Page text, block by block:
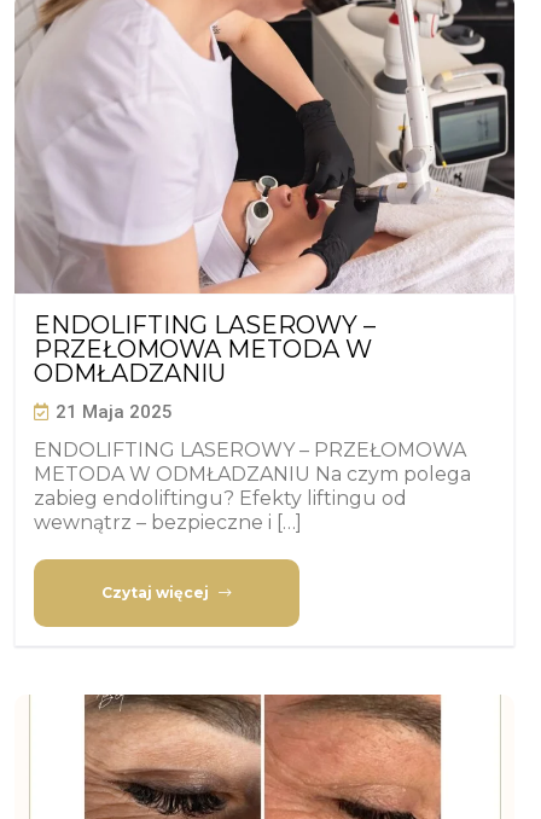
ENDOLIFTING LASEROWY –
PRZEŁOMOWA METODA W
ODMŁADZANIU
21 Maja 2025
ENDOLIFTING LASEROWY – PRZEŁOMOWA
METODA W ODMŁADZANIU Na czym polega
zabieg endoliftingu? Efekty liftingu od
wewnątrz – bezpieczne i […]
Czytaj więcej